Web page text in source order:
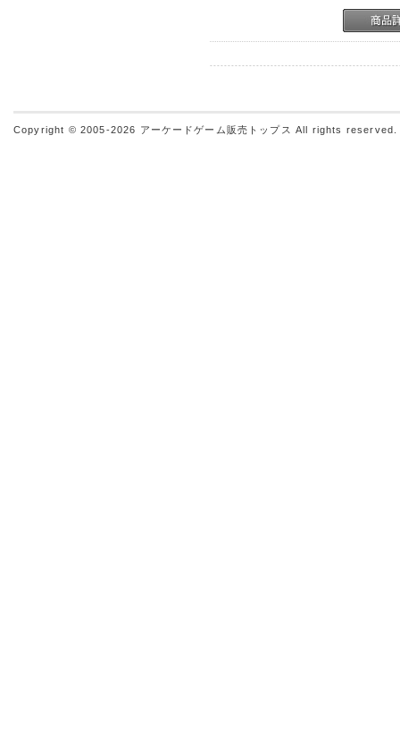
Copyright © 2005-2026 アーケードゲーム販売トップス All rights reserved.